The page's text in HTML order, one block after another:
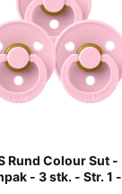
Rund Colour Sut -
- 3 stk. - Str. 1 -